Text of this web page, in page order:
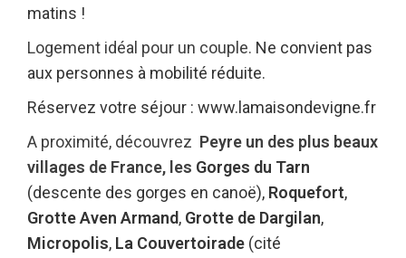
matins !
Logement idéal pour un couple. Ne convient pas
aux personnes à mobilité réduite.
Réservez votre séjour : www.lamaisondevigne.fr
A proximité, découvrez Peyre un des plus beaux
villages de France, les Gorges du Tarn
(descente des gorges en canoë), Roquefort,
Grotte Aven Armand, Grotte de Dargilan,
Micropolis, La Couvertoirade (cité